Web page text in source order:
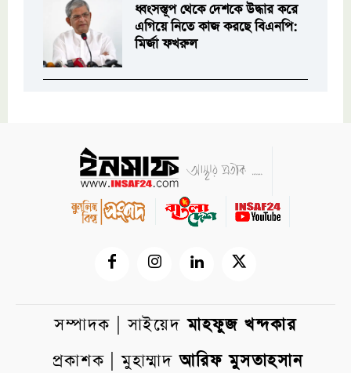
ধ্বংসস্তূপ থেকে দেশকে উদ্ধার করে
এগিয়ে নিতে কাজ করছে বিএনপি:
মির্জা ফখরুল
সম্পাদক | সাইয়েদমাহফুজ খন্দকার
প্রকাশক | মুহাম্মাদআরিফ মুসতাহসান